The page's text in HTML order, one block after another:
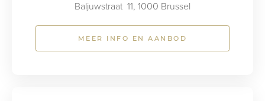
Baljuwstraat 11, 1000 Brussel
MEER INFO EN AANBOD